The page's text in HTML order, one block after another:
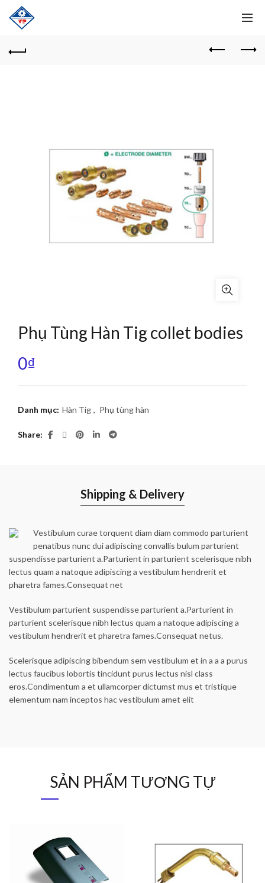
Phụ Tùng Hàn Tig collet bodies
0₫
Danh mục: Hàn Tig , Phụ tùng hàn
Share
Shipping & Delivery
Vestibulum curae torquent diam diam commodo parturient
penatibus nunc dui adipiscing convallis bulum parturient
suspendisse parturient a.Parturient in parturient scelerisque nibh
lectus quam a natoque adipiscing a vestibulum hendrerit et
pharetra fames.Consequat net
Vestibulum parturient suspendisse parturient a.Parturient in
parturient scelerisque nibh lectus quam a natoque adipiscing a
vestibulum hendrerit et pharetra fames.Consequat netus.
Scelerisque adipiscing bibendum sem vestibulum et in a a a purus
lectus faucibus lobortis tincidunt purus lectus nisl class
eros.Condimentum a et ullamcorper dictumst mus et tristique
elementum nam inceptos hac vestibulum amet elit
SẢN PHẨM TƯƠNG TỰ